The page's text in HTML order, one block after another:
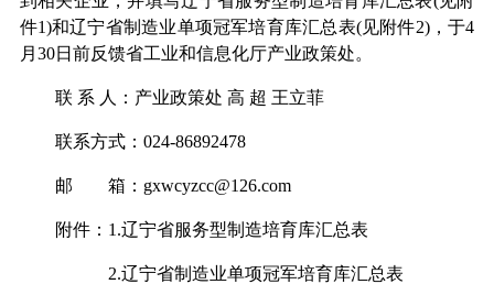
件1)和辽宁省制造业单项冠军培育库汇总表(见附件2)，于4
月30日前反馈省工业和信息化厅产业政策处。
联 系 人：产业政策处 高 超 王立菲
联系方式：024-86892478
邮 箱：gxwcyzcc@126.com
附件：1.辽宁省服务型制造培育库汇总表
2.辽宁省制造业单项冠军培育库汇总表